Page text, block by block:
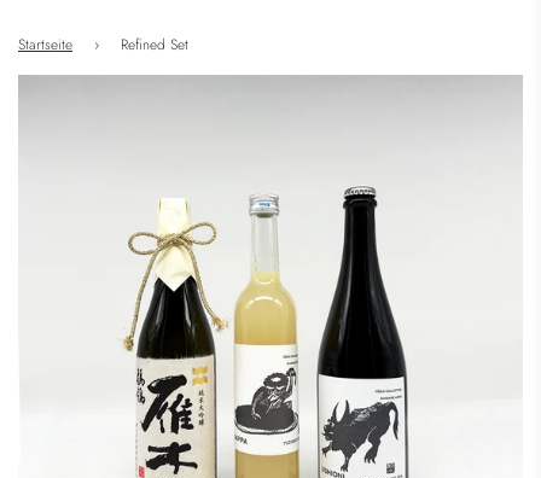
Startseite › Refined Set